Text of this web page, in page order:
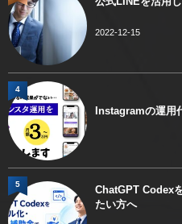
2022-12-15
Instagramの運用
4
ChatGPT Codex
たい方へ
5